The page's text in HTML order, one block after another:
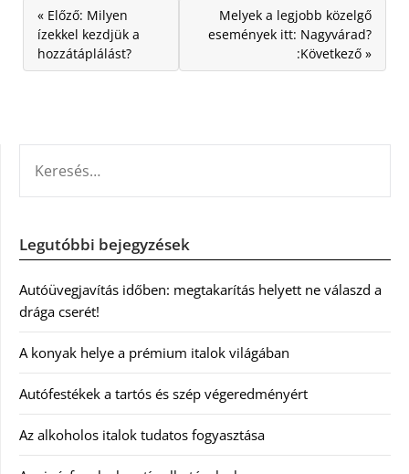
« Előző: Milyen
ízekkel kezdjük a
hozzátáplálást?
Melyek a legjobb közelgő
események itt: Nagyvárad?
:Következő »
Legutóbbi bejegyzések
Autóüvegjavítás időben: megtakarítás helyett ne válaszd a
drága cserét!
A konyak helye a prémium italok világában
Autófestékek a tartós és szép végeredményért
Az alkoholos italok tudatos fogyasztása